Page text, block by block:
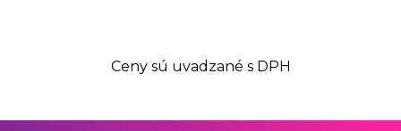
Ceny sú uvadzané s DPH